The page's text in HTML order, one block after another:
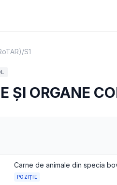
/S1
ȘI ORGANE
Carne de animale din specia
POZIȚIE